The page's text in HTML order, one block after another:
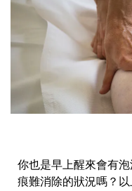
你也是早上醒來會有
痕難消除的狀況嗎？